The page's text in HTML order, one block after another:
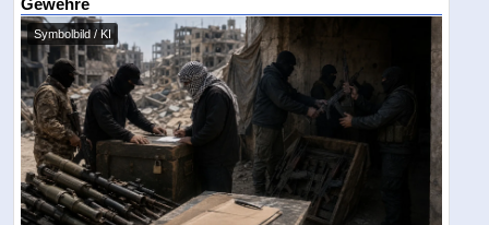
Gewehre
Symbolbild / KI